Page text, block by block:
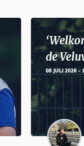
de
08 JULI 2026 -